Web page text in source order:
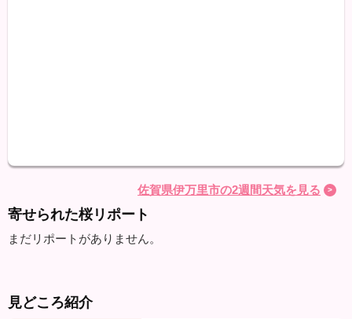
佐賀県伊万里市の2週間天気を見る
寄せられた桜リポート
まだリポートがありません。
見どころ紹介